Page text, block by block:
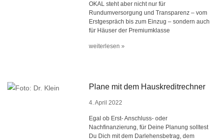
OKAL steht aber nicht nur für
Rundumversorgung und Transparenz – vom
Erstgespräch bis zum Einzug – sondern auch
für Häuser der Premiumklasse
weiterlesen »
Plane mit dem Hauskreditrechner
4. April 2022
Egal ob Erst- Anschluss- oder
Nachfinanzierung, für Deine Planung solltest
Du Dich mit dem Darlehensbetrag, dem